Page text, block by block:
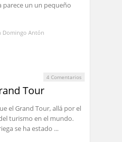
parece un un pequeño
Domingo Antón
4 Comentarios
Tour
el Grand Tour, allá por el
turismo en el mundo.
se ha estado ...